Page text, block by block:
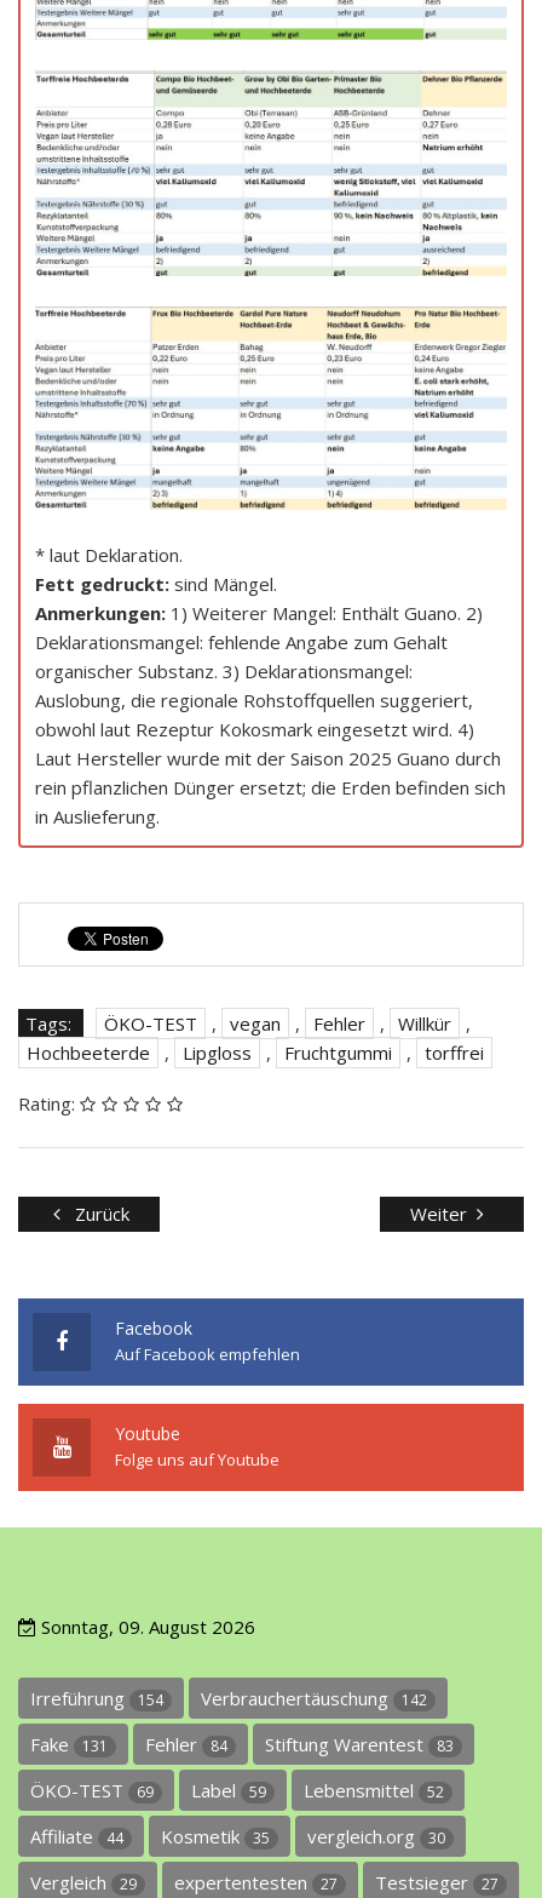
* laut Deklaration.
Fett gedruckt: sind Mängel.
Anmerkungen: 1) Weiterer Mangel: Enthält Guano. 2)
Deklarationsmangel: fehlende Angabe zum Gehalt
organischer Substanz. 3) Deklarationsmangel:
Auslobung, die regionale Rohstoffquellen suggeriert,
obwohl laut Rezeptur Kokosmark eingesetzt wird. 4)
Laut Hersteller wurde mit der Saison 2025 Guano durch
rein pflanzlichen Dünger ersetzt; die Erden befinden sich
in Auslieferung.
Tags: ÖKO-TEST , vegan , Fehler , Willkür
,
Hochbeeterde
, Lipgloss , Fruchtgummi , torffrei
Rating:
Zurück Weiter
Facebook
Auf Facebook empfehlen
Youtube
Folge uns auf Youtube
Sonntag, 09. August 2026
Irreführung 154 Verbrauchertäuschung 142
Fake 131 Fehler 84 Stiftung Warentest 83
ÖKO-TEST 69 Label 59 Lebensmittel 52
Affiliate 44 Kosmetik 35 vergleich.org 30
Vergleich 29 expertentesten 27 Testsieger 27